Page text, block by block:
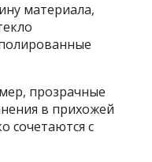
материала,
прозрачные
в прихожей
сочетаются с